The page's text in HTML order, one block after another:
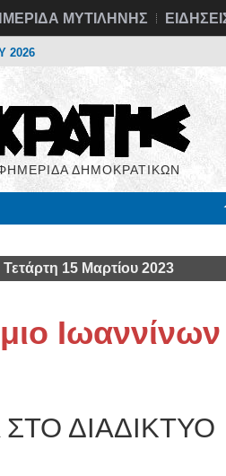
ΜΥΤΙΛΗΝΗΣ
2026
ΔΗΜΟΚΡΑΤΙΚΩΝ
Τετάρτη 15 Μαρτίου 2023
ΔΙΑΔΙΚΤΥΟ